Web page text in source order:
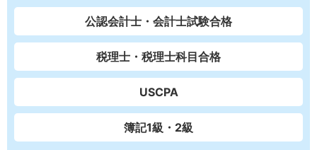
公認会計士・会計士試験合格
税理士・税理士科目合格
USCPA
簿記1級・2級